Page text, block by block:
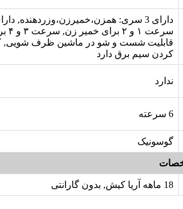
دارای 3 سری:
قابلیت شست و شو در ماشین ظرف شویی,
كردن سیم برق دارد
ندارد
6 سرعته
گوسونیک
18 ماهه آریا کیش, بدون گارانتی